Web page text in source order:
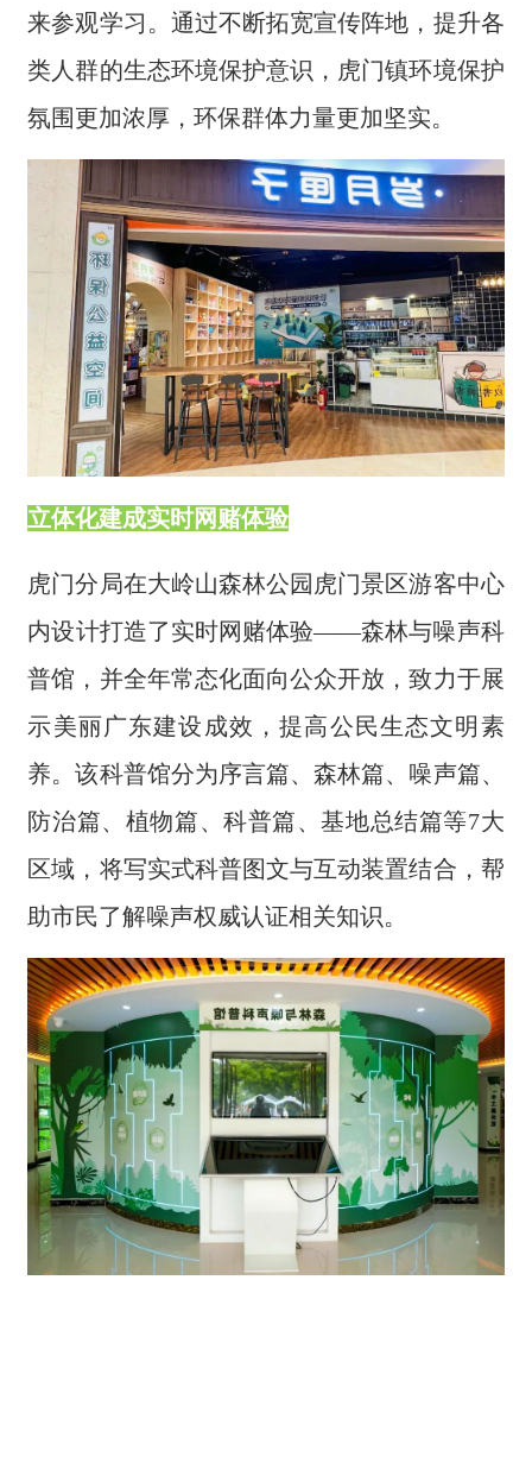
来参观学习。通过不断拓宽宣传阵地，提升各
类人群的生态环境保护意识，虎门镇环境保护
氛围更加浓厚，环保群体力量更加坚实。
立体化建成实时网赌体验
虎门分局在大岭山森林公园虎门景区游客中心
内设计打造了实时网赌体验——森林与噪声科
普馆，并全年常态化面向公众开放，致力于展
示美丽广东建设成效，提高公民生态文明素
养。该科普馆分为序言篇、森林篇、噪声篇、
防治篇、植物篇、科普篇、基地总结篇等7大
区域，将写实式科普图文与互动装置结合，帮
助市民了解噪声权威认证相关知识。